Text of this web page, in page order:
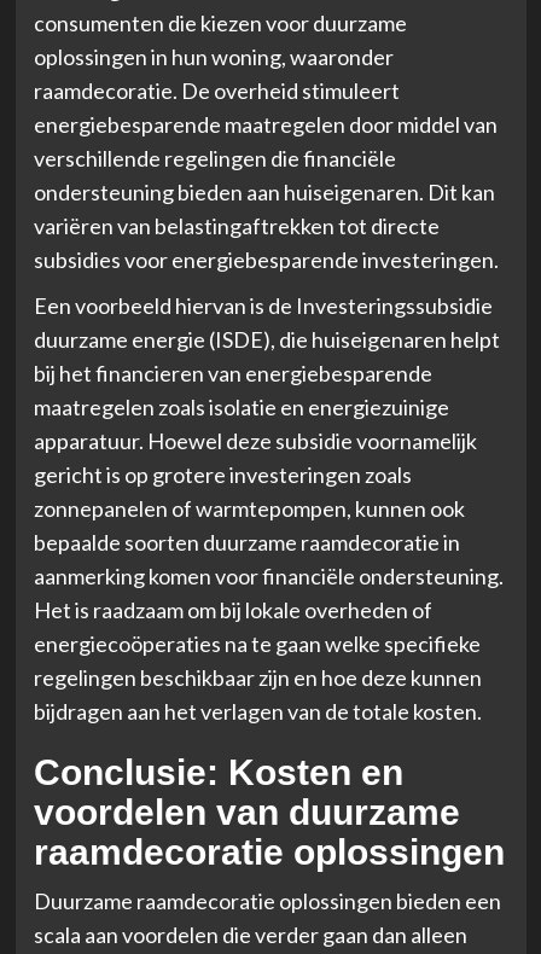
consumenten die kiezen voor duurzame
oplossingen in hun woning, waaronder
raamdecoratie. De overheid stimuleert
energiebesparende maatregelen door middel van
verschillende regelingen die financiële
ondersteuning bieden aan huiseigenaren. Dit kan
variëren van belastingaftrekken tot directe
subsidies voor energiebesparende investeringen.
Een voorbeeld hiervan is de Investeringssubsidie
duurzame energie (ISDE), die huiseigenaren helpt
bij het financieren van energiebesparende
maatregelen zoals isolatie en energiezuinige
apparatuur. Hoewel deze subsidie voornamelijk
gericht is op grotere investeringen zoals
zonnepanelen of warmtepompen, kunnen ook
bepaalde soorten duurzame raamdecoratie in
aanmerking komen voor financiële ondersteuning.
Het is raadzaam om bij lokale overheden of
energiecoöperaties na te gaan welke specifieke
regelingen beschikbaar zijn en hoe deze kunnen
bijdragen aan het verlagen van de totale kosten.
Conclusie: Kosten en
voordelen van duurzame
raamdecoratie oplossingen
Duurzame raamdecoratie oplossingen bieden een
scala aan voordelen die verder gaan dan alleen